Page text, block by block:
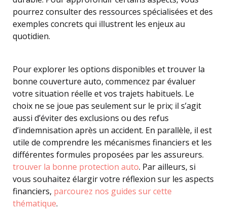
pourrez consulter des ressources spécialisées et des
exemples concrets qui illustrent les enjeux au
quotidien.
Pour explorer les options disponibles et trouver la
bonne couverture auto, commencez par évaluer
votre situation réelle et vos trajets habituels. Le
choix ne se joue pas seulement sur le prix; il s’agit
aussi d’éviter des exclusions ou des refus
d’indemnisation après un accident. En parallèle, il est
utile de comprendre les mécanismes financiers et les
différentes formules proposées par les assureurs.
trouver la bonne protection auto. Par ailleurs, si
vous souhaitez élargir votre réflexion sur les aspects
financiers, parcourez nos guides sur cette
thématique.